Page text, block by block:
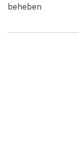
beheben